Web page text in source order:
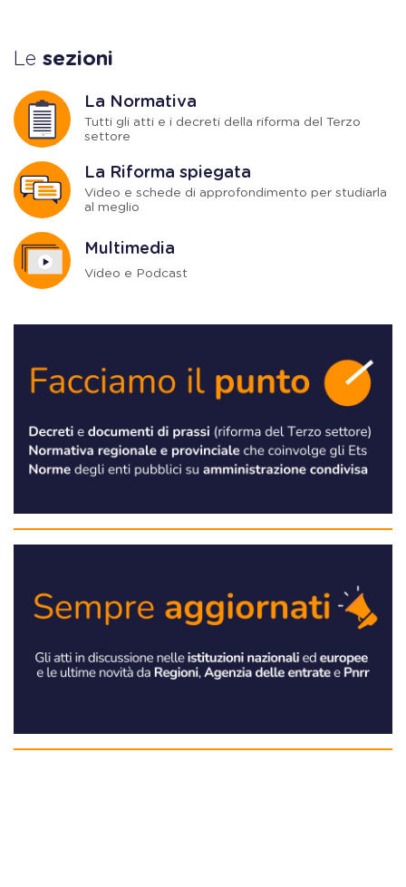
Le sezioni
La Normativa
Tutti gli atti e i decreti della riforma del Terzo
settore
La Riforma spiegata
Video e schede di approfondimento per studiarla
al meglio
Multimedia
Video e Podcast